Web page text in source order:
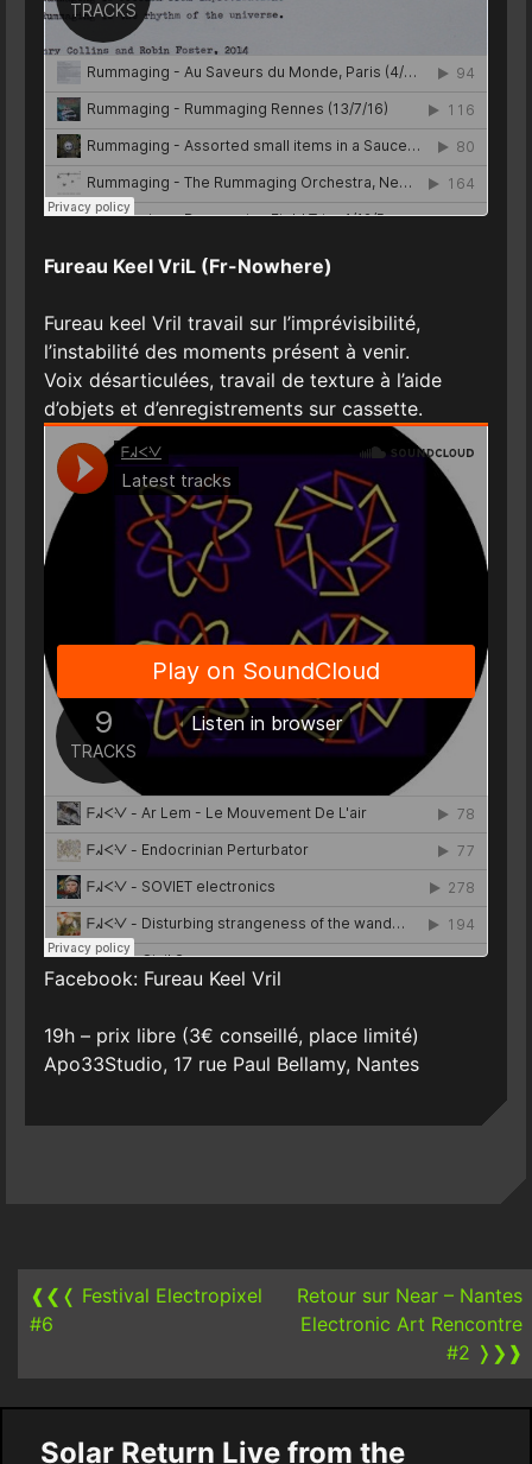
Fureau Keel VriL (Fr-Nowhere)
Fureau keel Vril travail sur l’imprévisibilité,
l’instabilité des moments présent à venir.
Voix désarticulées, travail de texture à l’aide
d’objets et d’enregistrements sur cassette.
Facebook: Fureau Keel Vril
19h – prix libre (3€ conseillé, place limité)
Apo33Studio, 17 rue Paul Bellamy, Nantes
navigation
❰❮❬ Festival Electropixel
#6
Retour sur Near – Nantes
Electronic Art Rencontre
#2 ❭❯❱
Solar Return Live from the